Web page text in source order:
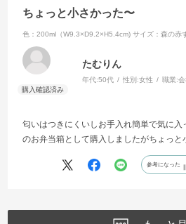
ちょっと小さかった〜
色：200ml（W9.3×D9.2×H5.4cm) サイズ：森の赤
たむりん
年代:50代 性別:女性 職業:
匂いはつきにくいしお手入れ簡単で気に入
のお弁当箱として購入しましたがちょっと
参考になった